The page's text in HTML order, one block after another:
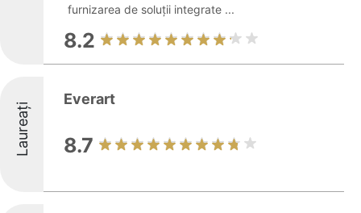
furnizarea de soluții integrate ...
8.2
Laureați
Everart
8.7